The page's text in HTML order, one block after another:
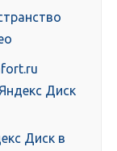
Диск
Диск в